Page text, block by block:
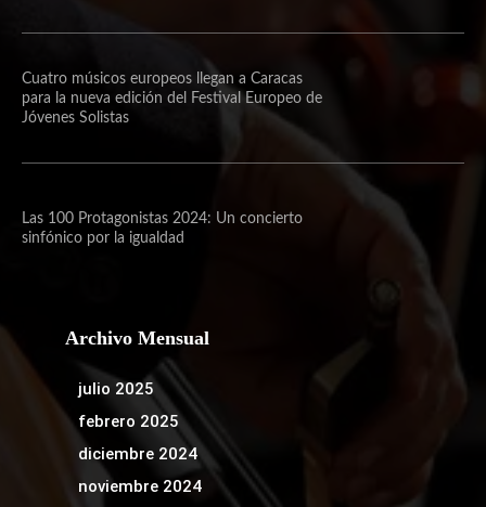
Cuatro músicos europeos llegan a Caracas
para la nueva edición del Festival Europeo de
Jóvenes Solistas
Las 100 Protagonistas 2024: Un concierto
sinfónico por la igualdad
Archivo Mensual
julio 2025
febrero 2025
diciembre 2024
noviembre 2024